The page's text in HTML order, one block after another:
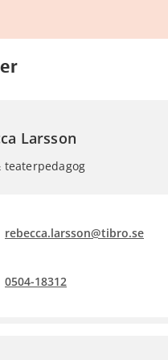
Larsson
teaterpedagog
rebecca.larsson@tibro.se
0504-18312